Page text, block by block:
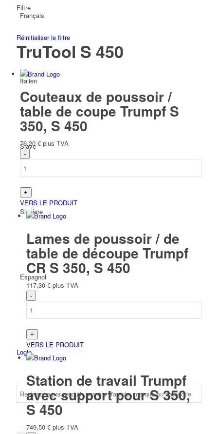
Français
Italien
Slave
Slovène
Espagnol
Login
Filtre
Réinitialiser le filtre
TruTool S 450
Couteaux de poussoir /
table de coupe Trumpf S
350, S 450
76,20 € plus TVA
VERS LE PRODUIT
Lames de poussoir / de
table de découpe Trumpf
CR S 350, S 450
117,30 € plus TVA
VERS LE PRODUIT
Station de travail Trumpf
avec support pour S 350,
S 450
749,50 € plus TVA